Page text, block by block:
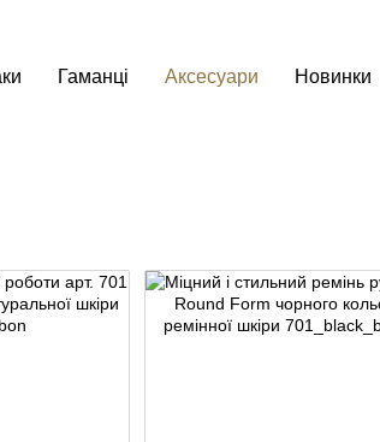
Гаманці Аксесуари Новинки